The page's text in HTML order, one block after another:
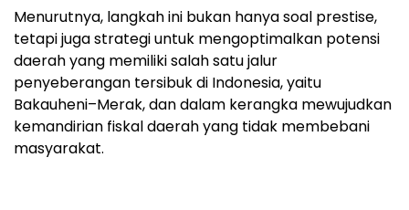
Menurutnya, langkah ini bukan hanya soal prestise,
tetapi juga strategi untuk mengoptimalkan potensi
daerah yang memiliki salah satu jalur
penyeberangan tersibuk di Indonesia, yaitu
Bakauheni–Merak, dan dalam kerangka mewujudkan
kemandirian fiskal daerah yang tidak membebani
masyarakat.